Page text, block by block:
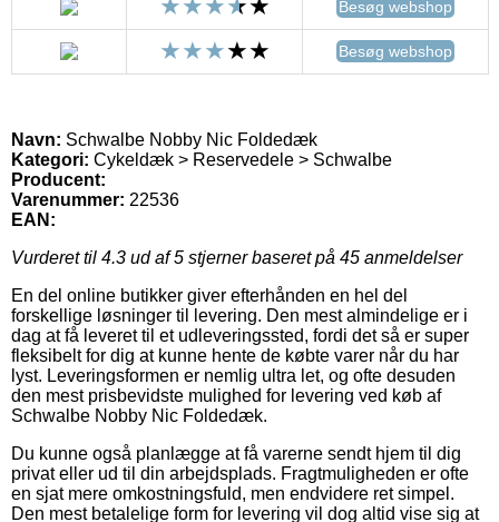
Besøg webshop
Besøg webshop
Navn: Schwalbe Nobby Nic Foldedæk
Kategori: Cykeldæk > Reservedele > Schwalbe
Producent:
Varenummer: 22536
EAN:
Vurderet til 4.3 ud af 5 stjerner baseret på 45 anmeldelser
En del online butikker giver efterhånden en hel del
forskellige løsninger til levering. Den mest almindelige er i
dag at få leveret til et udleveringssted, fordi det så er super
fleksibelt for dig at kunne hente de købte varer når du har
lyst. Leveringsformen er nemlig ultra let, og ofte desuden
den mest prisbevidste mulighed for levering ved køb af
Schwalbe Nobby Nic Foldedæk.
Du kunne også planlægge at få varerne sendt hjem til dig
privat eller ud til din arbejdsplads. Fragtmuligheden er ofte
en sjat mere omkostningsfuld, men endvidere ret simpel.
Den mest betalelige form for levering vil dog altid vise sig at